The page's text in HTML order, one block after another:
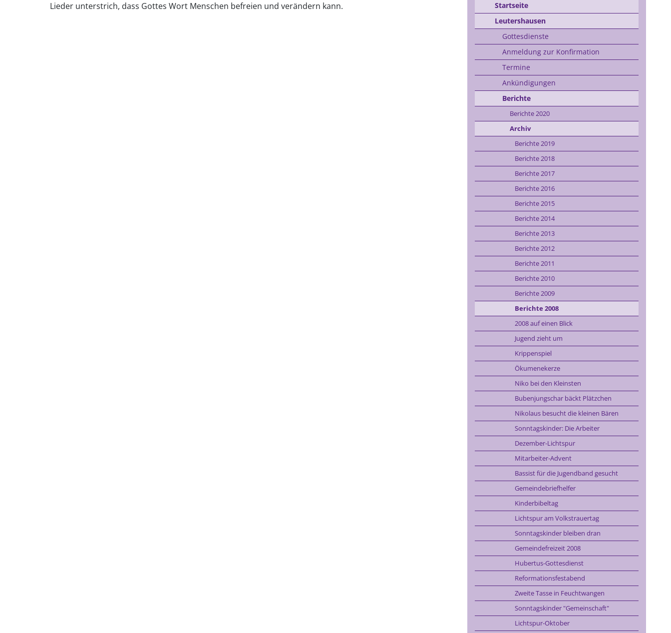
Lieder unterstrich, dass Gottes Wort Menschen befreien und verändern kann.
Startseite
Leutershausen
Gottesdienste
Anmeldung zur Konfirmation
Termine
Ankündigungen
Berichte
Berichte 2020
Archiv
Berichte 2019
Berichte 2018
Berichte 2017
Berichte 2016
Berichte 2015
Berichte 2014
Berichte 2013
Berichte 2012
Berichte 2011
Berichte 2010
Berichte 2009
Berichte 2008
2008 auf einen Blick
Jugend zieht um
Krippenspiel
Ökumenekerze
Niko bei den Kleinsten
Bubenjungschar bäckt Plätzchen
Nikolaus besucht die kleinen Bären
Sonntagskinder: Die Arbeiter
Dezember-Lichtspur
Mitarbeiter-Advent
Bassist für die Jugendband gesucht
Gemeindebriefhelfer
Kinderbibeltag
Lichtspur am Volkstrauertag
Sonntagskinder bleiben dran
Gemeindefreizeit 2008
Hubertus-Gottesdienst
Reformationsfestabend
Zweite Tasse in Feuchtwangen
Sonntagskinder "Gemeinschaft"
Lichtspur-Oktober